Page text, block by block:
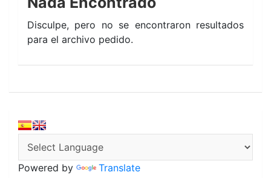
Disculpe, pero no se encontraron resultados
para el archivo pedido.
Powered by Translate